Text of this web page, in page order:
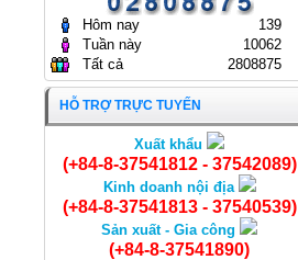
Cá Điêu hồng cắt khúc
24/04/2024
Hôm nay
139
Tuần này
10062
Tất cả
2808875
HỖ TRỢ TRỰC TUYẾN
Xuất khẩu
(+84-8-37541812 - 37542089)
Kinh doanh nội địa
(+84-8-37541813 - 37540539)
Sản xuất - Gia công
(+84-8-37541890)